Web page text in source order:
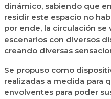
dinámico, sabiendo que
residir este espacio no
por ende, la circulación
escenarios con diversos
creando diversas
Se propuso como
realizadas a medida para
envolventes para poder